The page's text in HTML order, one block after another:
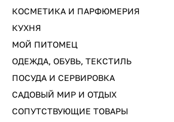
КОСМЕТИКА И ПАРФЮМЕРИЯ
КУХНЯ
МОЙ ПИТОМЕЦ
ОДЕЖДА, ОБУВЬ, ТЕКСТИЛЬ
ПОСУДА И СЕРВИРОВКА
САДОВЫЙ МИР И ОТДЫХ
СОПУТСТВУЮЩИЕ ТОВАРЫ